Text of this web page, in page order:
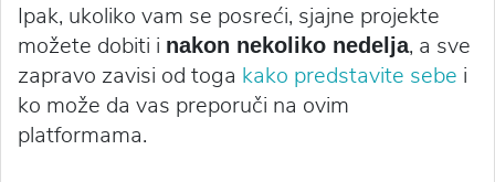
Ipak, ukoliko vam se posreći, sjajne projekte
možete dobiti i nakon nekoliko nedelja, a sve
zapravo zavisi od toga kako predstavite sebe i
ko može da vas preporuči na ovim
platformama.